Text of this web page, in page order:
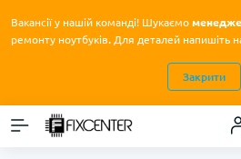
Вакансії у нашій команді! Шукаємо
ремонту ноутбуків. Для деталей напишіть
Закрити